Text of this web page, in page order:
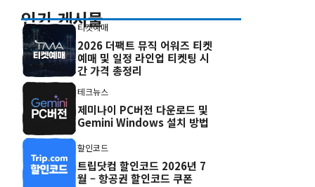
인기 게시물
티켓예매
2026 더팩트 뮤직 어워즈 티켓
예매 및 일정 라인업 티켓팅 시
간 가격 총정리
테크뉴스
제미나이 PC버전 다운로드 및
Gemini Windows 설치 방법
할인코드
트립닷컴 할인코드 2026년 7
월 – 항공권 할인코드 쿠폰